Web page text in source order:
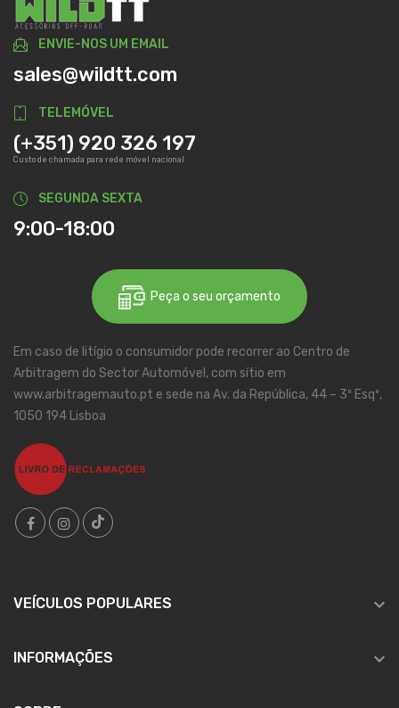
ENVIE-NOS UM EMAIL
sales@wildtt.com
TELEMÓVEL
(+351) 920 326 197
Custo de chamada para rede móvel nacional
SEGUNDA SEXTA
9:00-18:00
Peça o seu orçamento
Em caso de litígio o consumidor pode recorrer ao Centro de
Arbitragem do Sector Automóvel, com sítio em
www.arbitragemauto.pt e sede na Av. da República, 44 – 3º Esqº,
1050 194 Lisboa
VEÍCULOS POPULARES 
INFORMAÇÕES 